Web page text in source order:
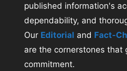
published information's
dependability, and
Our Editorial and Fact-
are the cornerstones that
commitment.